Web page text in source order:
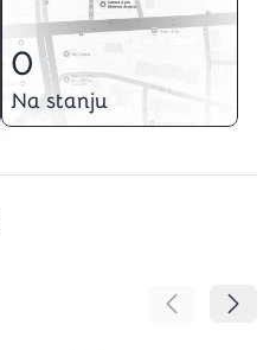
0
Na stanju
Pomeranje